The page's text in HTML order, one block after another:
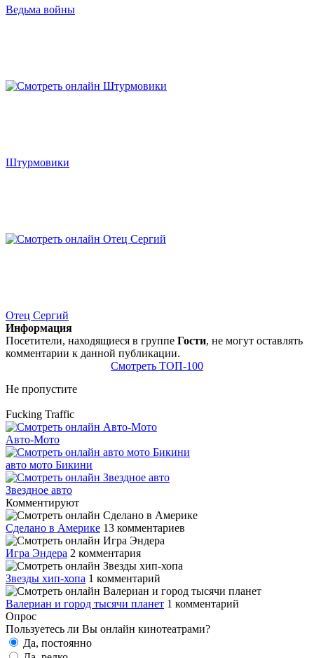
Ведьма войны
Штурмовики
Отец Сергий
Информация
Посетители, находящиеся в группе Гости, не могут оставлять
комментарии к данной публикации.
Смотреть ТОП-100
Не пропустите
Fucking Traffic
Авто-Мото
авто мото Бикини
Звездное авто
Комментируют
Сделано в Америке 13 комментариев
Игра Эндера 2 комментария
Звезды хип-хопа 1 комментарий
Валериан и город тысячи планет 1 комментарий
Опрос
Пользуетесь ли Вы онлайн кинотеатрами?
Да, постоянно